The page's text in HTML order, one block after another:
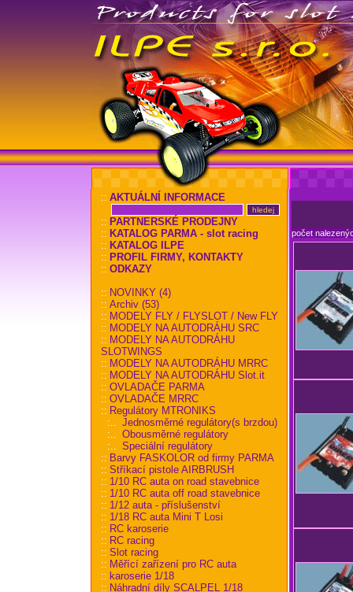
:: AKTUÁLNÍ INFORMACE
:: PARTNERSKÉ PRODEJNY
:: KATALOG PARMA - slot racing
:: KATALOG ILPE
:: PROFIL FIRMY, KONTAKTY
:: ODKAZY
:: NOVINKY (4)
:: Archiv (53)
:: MODELY FLY / FLYSLOT / New FLY
:: MODELY NA AUTODRÁHU SRC
:: MODELY NA AUTODRÁHU
SLOTWINGS
:: MODELY NA AUTODRÁHU MRRC
:: MODELY NA AUTODRÁHU Slot.it
:: OVLADAČE PARMA
:: OVLADAČE MRRC
:: Regulátory MTRONIKS
:.. Jednosměrné regulátory(s brzdou)
:.. Obousměrné regulátory
:.. Speciální regulátory
:: Barvy FASKOLOR od firmy PARMA
:: Stříkací pistole AIRBRUSH
:: 1/10 RC auta on road stavebnice
:: 1/10 RC auta off road stavebnice
:: 1/12 auta - příslušenství
:: 1/18 RC auta Mini T Losi
:: RC karoserie
:: RC racing
:: Slot racing
:: Měřící zařízení pro RC auta
:: karoserie 1/18
:: Náhradní díly SCALPEL 1/18
počet